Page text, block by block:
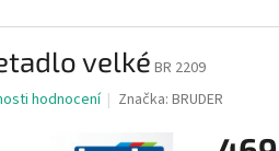
velké BR 2209
hodnocení Značka:BRUDER